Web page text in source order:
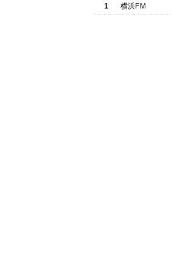
1 横浜FM